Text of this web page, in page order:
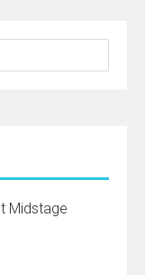
Midstage